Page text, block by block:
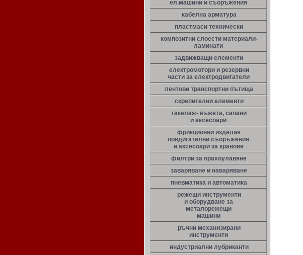
ел.машини и съоръжения
кабелна арматура
пластмаси технически
композитни слоести материали-
ламинати
задвижващи елементи
електромотори и резервни
части за електродвигатели
лентови транспортни пътища
скрепителни елементи
такелаж- въжета, сапани
и аксесоари
фрикционни изделия
повдигателни съоръжения
и аксесоари за кранове
филтри за прахоулавяне
заваряване и наваряване
пневматика и автоматика
режещи инструменти
и оборудване за
металорежещи
машини
ръчни механизирани
инструменти
индустриални лубриканти